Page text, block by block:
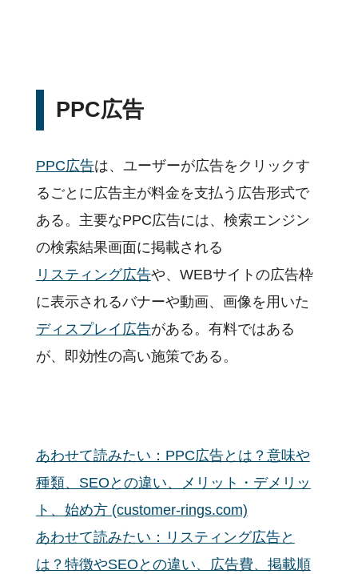
PPC広告
PPC広告は、ユーザーが広告をクリックす
るごとに広告主が料金を支払う広告形式で
ある。主要なPPC広告には、検索エンジン
の検索結果画面に掲載される
リスティング広告や、WEBサイトの広告枠
に表示されるバナーや動画、画像を用いた
ディスプレイ広告がある。有料ではある
が、即効性の高い施策である。
あわせて読みたい：PPC広告とは？意味や
種類、SEOとの違い、メリット・デメリッ
ト、始め方 (customer-rings.com)
あわせて読みたい：リスティング広告と
は？特徴やSEOとの違い、広告費、掲載順